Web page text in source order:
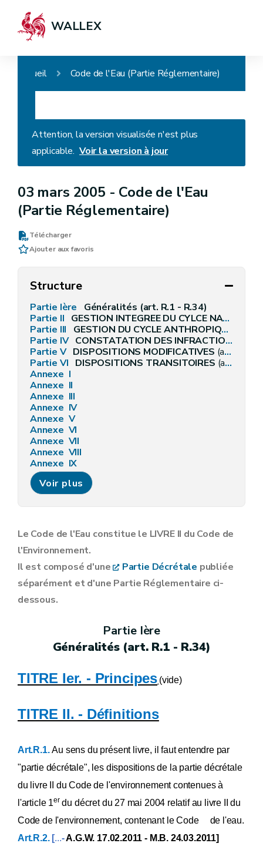
WALLEX
Accueil Code de l'Eau (Partie Réglementaire)
Attention, la version visualisée n'est plus
applicable. Voir la version à jour
03 mars 2005 - Code de l'Eau
(Partie Réglementaire)
Télécharger
Ajouter aux favoris
Structure
Partie Ière
Généralités (art. R.1 - R.34)
Partie II GESTION INTEGREE DU CYLCE NATUREL DE L'EAU
Partie III
GESTION DU CYCLE ANTHROPIQUE DE L'EAU
Partie IV CONSTATATION DES INFRACTIONS ET SANCTIONS
Partie V DISPOSITIONS MODIFICATIVES (art. R. 457)
Partie VI DISPOSITIONS TRANSITOIRES (art. R. 458 - art. R.468)
Annexe I
Annexe II
Annexe III
Annexe IV
Annexe V
Annexe VI
Annexe VII
Annexe VIII
Annexe IX
Annexe X
Annexe [Xbis
Annexe XI
Annexe XIII
Annexe XIV [ ... ] [A.G.W. 03.05.2007] [A.G.W. 12.02.2009]
Annexe XV
Annexe XVI
Annexe XVII
Annexe XX
Annexe XXI
Annexe [XXIIbis] [A.G.W. 23.02.2023]
Annexe XXIII
Annexe XXV
Annexe XXVI
Annexe XXIX
Annexe XXX
Annexe XXXI
Annexe XXXII
Annexe XXXIII
Annexe XXXIV
Annexe XXXV
Annexe XXXVI
Annexe XXXVII
Voir plus
Le Code de l'Eau constitue le LIVRE II du Code de
l'Environnement.
Il est composé d'une
Partie Décrétale publiée
séparément et d'une Partie Réglementaire ci-
dessous.
Partie Ière
Généralités (art. R.1 - R.34)
TITRE Ier. - Principes (vide)
TITRE II. - Définitions
Art.R.1.Au sens du présent livre, il faut entendre par
"partie décrétale", les dispositions de la partie décrétale
du livre II du Code de l'environnement contenues à
l'article 1er du décret du 27 mai 2004 relatif au livre II du
Code de l'environnement, contenant le Code de l'eau.
Art.R.2. [...-A.G.W. 17.02.2011 - M.B. 24.03.2011]